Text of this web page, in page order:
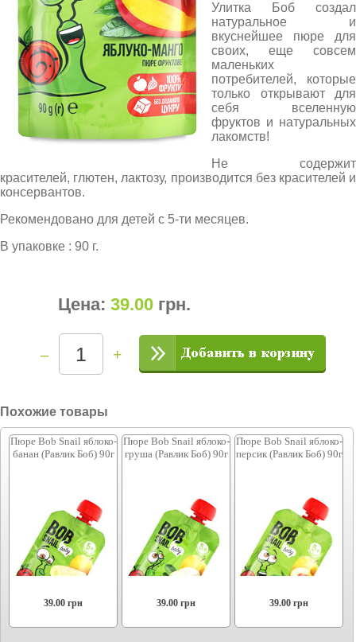
Улитка Боб создал
натуральное и
вкуснейшее пюре для
своих, еще совсем
маленьких
потребителей, которые
только открывают для
себя вселенную
фруктов и натуральных
лакомств!
Не содержит
красителей, глютен, лактозу, производится без красителей и
консервантов.
Рекомендовано для детей с 5-ти месяцев.
В упаковке : 90 г.
Цена: 39.00 грн.
– +
Похожие товары
Пюре Bob Snail яблоко-
банан (Равлик Боб) 90г
39.00 грн
Пюре Bob Snail яблоко-
груша (Равлик Боб) 90г
39.00 грн
Пюре Bob Snail яблоко-
персик (Равлик Боб) 90г
39.00 грн